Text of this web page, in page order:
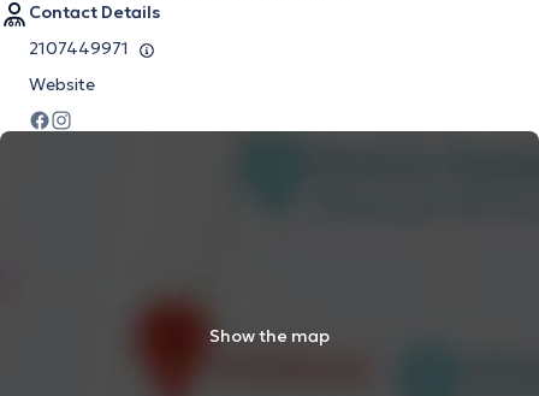
Contact Details
2107449971
Website
Show the map